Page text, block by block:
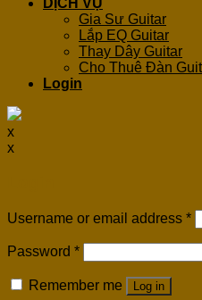
DỊCH VỤ
Gia Sư Guitar
Lắp EQ Guitar
Thay Dây Guitar
Cho Thuê Đàn
Login
x
x
Username or email address *
Password *
Remember me Log in